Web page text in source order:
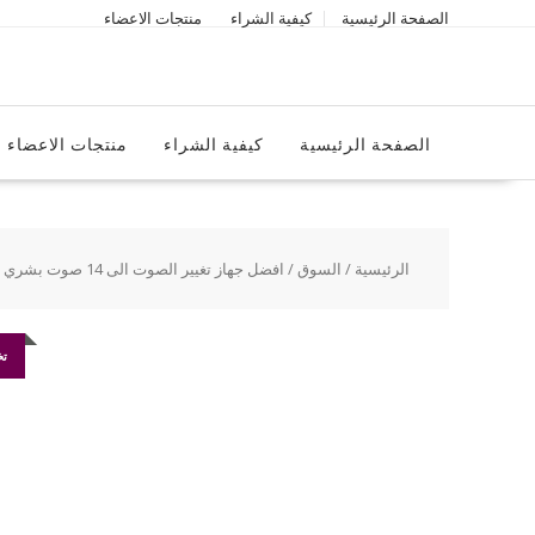
الصفحة الرئيسية كيفية الشراء منتجات الاعضاء
الصفحة الرئيسية كيفية الشراء منتجات الاعضاء
الرئيسية / السوق/ افضل جهاز تغيير الصوت الى 14 صوت بشري